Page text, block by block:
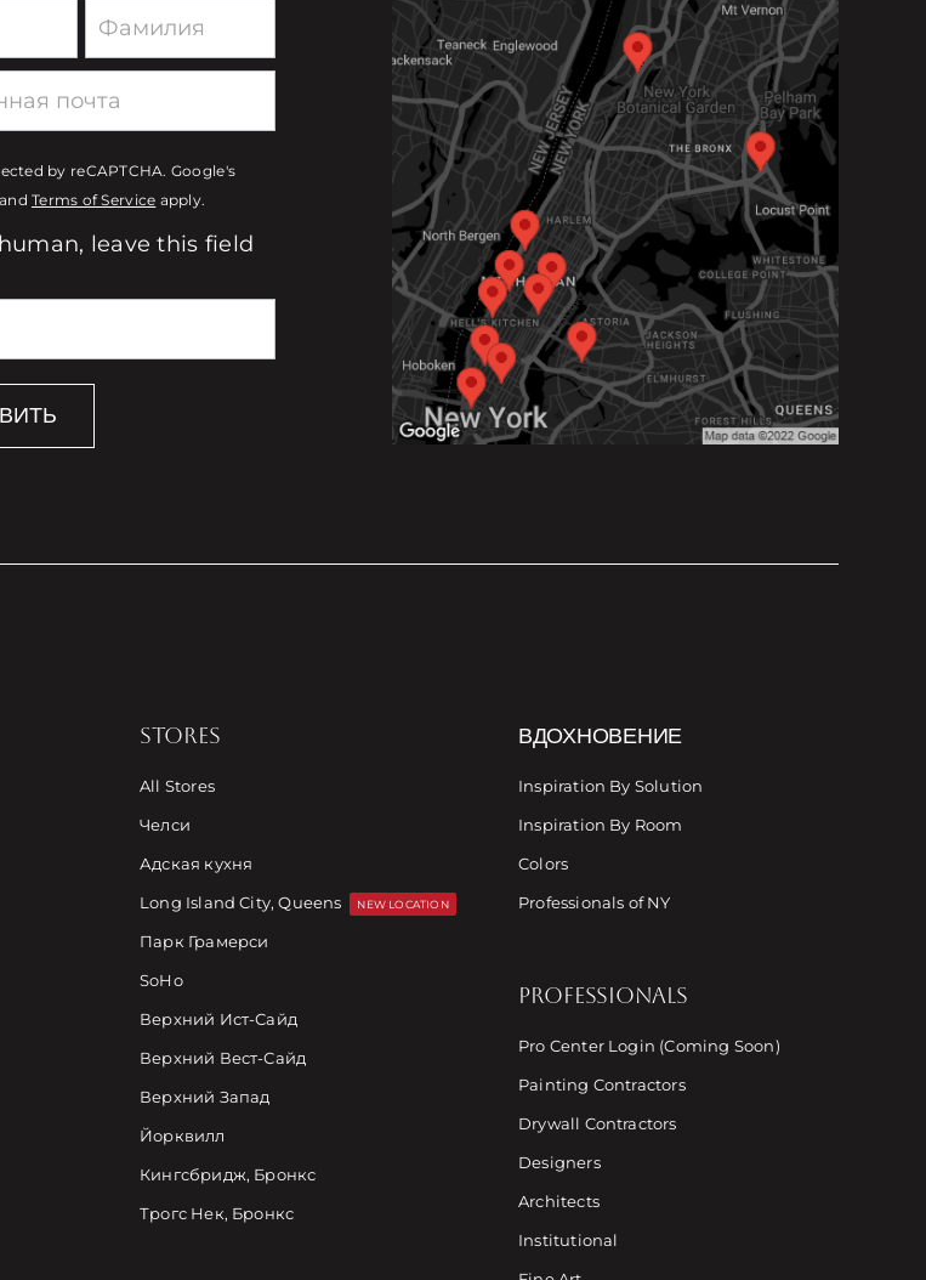
by reCAPTCHA. Google's
andTerms of Service apply.
leave this field
STORES
All Stores
Челси
Адская кухня
Long Island City, Queens
NEW LOCATION
Парк Грамерси
SoHo
Верхний Ист-Сайд
Верхний Вест-Сайд
Верхний Запад
Йорквилл
Кингсбридж, Бронкс
Трогс Нек, Бронкс
ВДОХНОВЕНИЕ
Inspiration By Solution
Inspiration By Room
Colors
Professionals of NY
PROFESSIONALS
Pro Center Login (Coming Soon)
Painting Contractors
Drywall Contractors
Designers
Architects
Institutional